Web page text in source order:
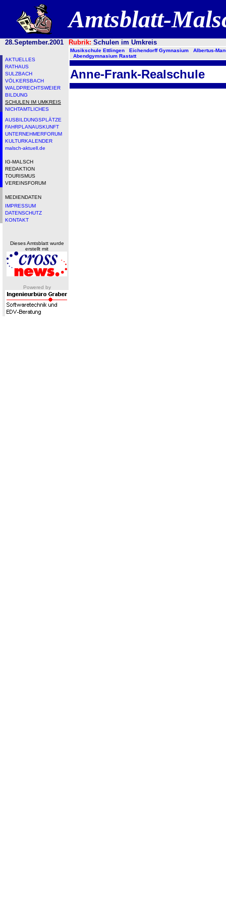
Amtsblatt-
28.September.2001 Rubrik: Schulen im Umkreis
AKTUELLES
RATHAUS
SULZBACH
VÖLKERSBACH
WALDPRECHTSWEIER
BILDUNG
SCHULEN IM UMKREIS
NICHTAMTLICHES
AUSBILDUNGSPLÄTZE
FAHRPLANAUSKUNFT
UNTERNEHMERFORUM
KULTURKALENDER
malsch-aktuell.de
IG-MALSCH
REDAKTION
TOURISMUS
VEREINSFORUM
MEDIENDATEN
IMPRESSUM
DATENSCHUTZ
KONTAKT
Dieses Amtsblatt wurde
erstellt mit
Powered by
Musikschule Ettlingen Eichendorff Gymnasium
Albertus-
Abendgymnasium Rastatt
Anne-Frank-Realschule